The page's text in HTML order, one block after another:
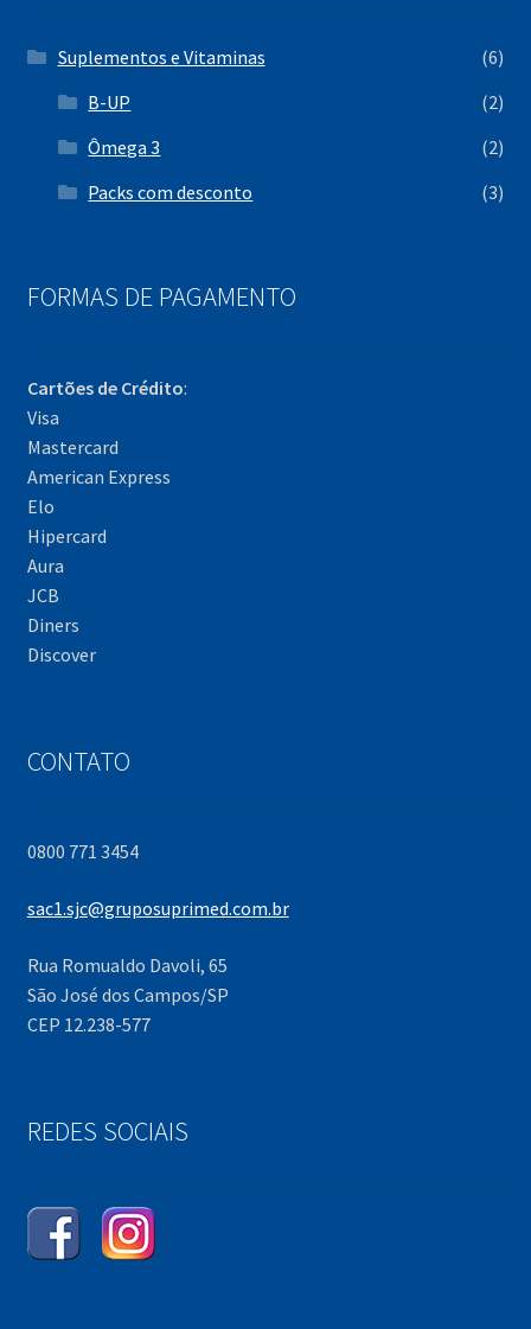
Suplementos e Vitaminas
(6)
B-UP
(2)
Ômega 3
(2)
Packs com desconto
(3)
FORMAS DE PAGAMENTO
Cartões de Crédito:
Visa
Mastercard
American Express
Elo
Hipercard
Aura
JCB
Diners
Discover
CONTATO
0800 771 3454
sac1.sjc@gruposuprimed.com.br
Rua Romualdo Davoli, 65
São José dos Campos/SP
CEP 12.238-577
REDES SOCIAIS